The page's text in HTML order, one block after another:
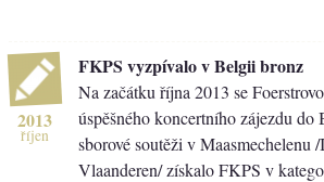
2013
říjen
FKPS vyzpívalo v Belgii bronz
Na začátku října 2013 se
úspěšného koncertního zájezdu
sborové soutěži v
Vlaanderen/ získalo FKPS v